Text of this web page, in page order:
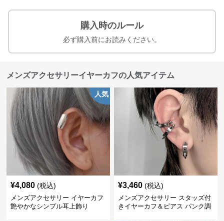
購入時のルール
必ず購入前にお読みください。
メンズアクセサリーイヤーカフの人気アイテム
人気
¥4,080 (税込)
メンズアクセサリー イヤーカフ
艶やかなシンプル耳上飾り
¥3,460 (税込)
メンズアクセサリー スタッズ付
きイヤーカフ＆ピアス パンク調